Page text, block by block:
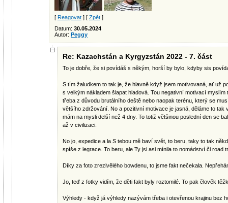
[ Reagovat ] [ Zpět ]
Datum: 30.05.2024
Autor: Peggy
Re: Kazachstán a Kyrgyzstán 2022 - 7. část
To je dobře, že si povídáš s někým, horší by bylo, kdyby sis
S tím žaludkem to tak je, že hlavně když jsem motivovaná, ať už
s velkým nákladem šlapat hladová. Tou negativní motivací
třeba z důvodu brutálního deště nebo naopak terénu, který se
většího zdržování. No a pozitivní motivace je jasná, děláme to
mám na mysli delší než 4 dny. To totiž většinou poslední den se
až v civilizaci.
No jo, expedice a la S tebou mě baví svět, to beru, taky to tak
spíše z legrace. To beru, ale Ty jsi asi mínila to nomádství či road
Díky za foto zrezivělého bowdenu, to jsme fakt nečekala.
Jo, teď z fotky vidím, že děti fakt byly roztomilé. To pak člověk
Výhledy - když já výhledy nazývám třeba i otevřenou krajinu bez